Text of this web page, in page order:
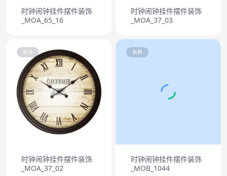
时钟闹钟挂件摆件装饰
_MOA_65_16
时钟闹钟挂件摆件装饰
_MOA_37_03
免费
时钟闹钟挂件摆件装饰
_MOA_37_02
免费
时钟闹钟挂件摆件装饰
_MOB_1044